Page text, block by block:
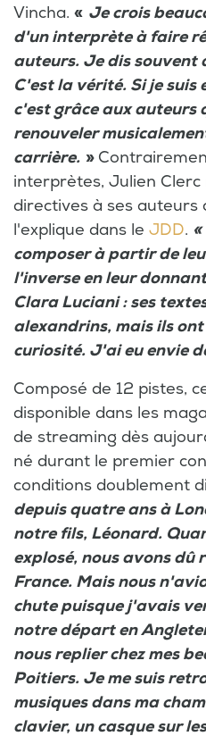
Vincha. « Je crois
d'un interprète à faire
auteurs. Je dis souvent
C'est la vérité. Si je
c'est grâce aux auteurs
renouveler
carrière. »
interprètes, Julien Clerc
directives à ses auteurs
l'explique dans le JDD.
composer à partir de
l'inverse en leur
Clara Luciani : ses
alexandrins, mais ils
curiosité. J'ai eu envie
Composé de 12 pistes,
disponible dans les
de streaming dès
né durant le premier
conditions doublement
depuis quatre ans à
notre fils, Léonard.
explosé, nous avons dû
France. Mais nous
chute puisque j'avais
notre départ en
nous replier chez mes
Poitiers. Je me suis
musiques dans ma
clavier, un casque sur